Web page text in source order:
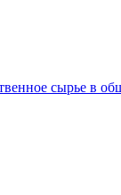
сырье в